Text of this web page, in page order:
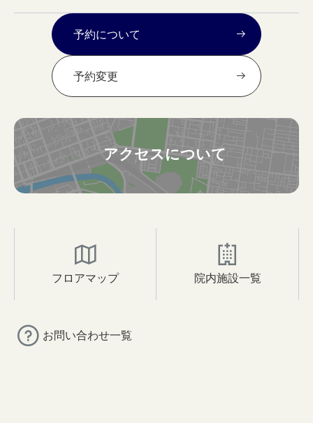
予約について
予約変更
アクセスについて
フロアマップ 院内施設一覧
お問い合わせ一覧